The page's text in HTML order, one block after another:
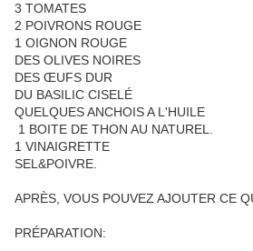
3 TOMATES
2 POIVRONS ROUGE
1 OIGNON ROUGE
DES OLIVES NOIRES
DES ŒUFS DUR
DU BASILIC CISELÉ
QUELQUES ANCHOIS A L'HUILE
1 BOITE DE THON AU NATUREL.
1 VINAIGRETTE
SEL&POIVRE.
APRÈS, VOUS POUVEZ AJOUTER CE
PRÉPARATION: